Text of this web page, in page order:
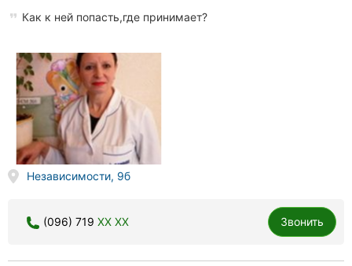
Как к ней попасть,где принимает?
Независимости, 9б
(096) 719 XX XX Звонить